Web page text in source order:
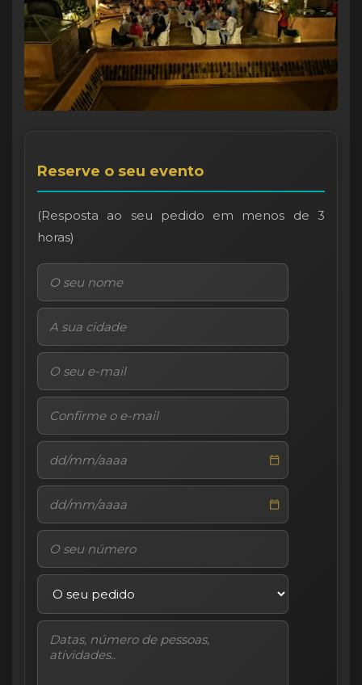
Reserve o seu evento
(Resposta ao seu pedido em menos de 3
horas)